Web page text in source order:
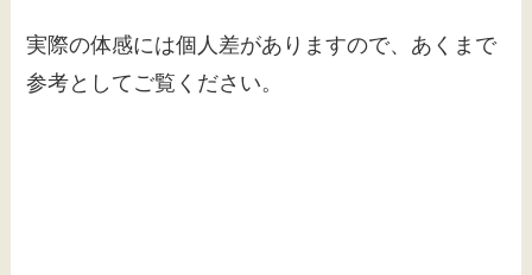
実際の体感には個人差がありますので、あくまで
参考としてご覧ください。